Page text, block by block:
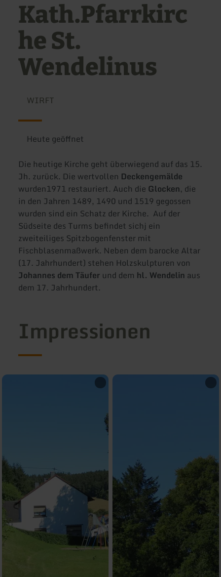
Kath.Pfarrkirc
he St.
Wendelinus
WIRFT
Heute geöffnet
Die heutige Kirche geht überwiegend auf das 15.
Jh. zurück. Die wertvollen Deckengemälde
wurden1971 restauriert. Auch die Glocken, die
in den Jahren 1489, 1490 und 1519 gegossen
wurden sind ein Schatz der Kirche. Auf der
Südseite des Turms befindet sichj ein
zweiteiliges Spitzbogenfenster mit
Fischblasenmaßwerk. Neben dem barocke Altar
(17. Jahrhundert) stehen Holzskulpturen von
Johannes dem Täufer und dem hl. Wendelin aus
dem 17. Jahrhundert.
Impressionen